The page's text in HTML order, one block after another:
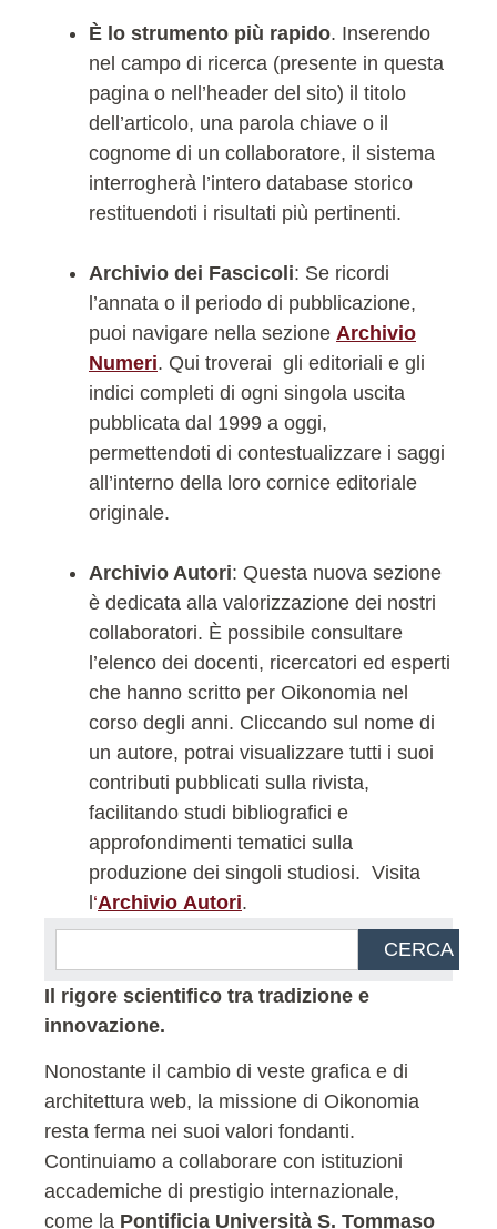
È lo strumento più rapido. Inserendo
nel campo di ricerca (presente in questa
pagina o nell’header del sito) il titolo
dell’articolo, una parola chiave o il
cognome di un collaboratore, il sistema
interrogherà l’intero database storico
restituendoti i risultati più pertinenti.
Archivio dei Fascicoli: Se ricordi
l’annata o il periodo di pubblicazione,
puoi navigare nella sezione Archivio
Numeri. Qui troverai gli editoriali e gli
indici completi di ogni singola uscita
pubblicata dal 1999 a oggi,
permettendoti di contestualizzare i saggi
all’interno della loro cornice editoriale
originale.
Archivio Autori: Questa nuova sezione
è dedicata alla valorizzazione dei nostri
collaboratori. È possibile consultare
l’elenco dei docenti, ricercatori ed esperti
che hanno scritto per Oikonomia nel
corso degli anni. Cliccando sul nome di
un autore, potrai visualizzare tutti i suoi
contributi pubblicati sulla rivista,
facilitando studi bibliografici e
approfondimenti tematici sulla
produzione dei singoli studiosi. Visita
l‘Archivio Autori.
CERCA
Il rigore scientifico tra tradizione e
innovazione.
Nonostante il cambio di veste grafica e di
architettura web, la missione di Oikonomia
resta ferma nei suoi valori fondanti.
Continuiamo a collaborare con istituzioni
accademiche di prestigio internazionale,
come la Pontificia Università S. Tommaso